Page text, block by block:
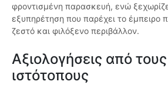
φροντισμένη παρασκευή, ενώ
εξυπηρέτηση που παρέχει το έμπειρο
ζεστό και φιλόξενο περιβάλλον.
Αξιολογήσεις από
ιστότοπους